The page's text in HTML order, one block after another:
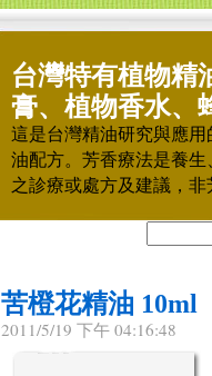
台灣特有植物精
膏、植物香水、
這是台灣精油研究與應
油配方。芳香療法是養
之診療或處方及建議，
苦橙花精油 10ml
2011/5/19 下午 04:16:48